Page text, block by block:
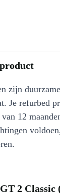
zijn
Je refurbed
12
2 Classic